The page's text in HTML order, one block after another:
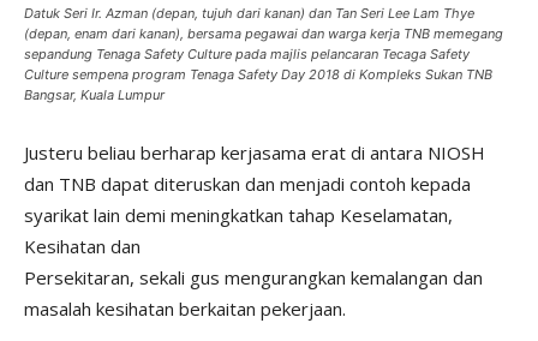
Datuk Seri Ir. Azman (depan, tujuh dari kanan) dan Tan Seri Lee Lam Thye
(depan, enam dari kanan), bersama pegawai dan warga kerja TNB memegang
sepandung Tenaga Safety Culture pada majlis pelancaran Tecaga Safety
Culture sempena program Tenaga Safety Day 2018 di Kompleks Sukan TNB
Bangsar, Kuala Lumpur
Justeru beliau berharap kerjasama erat di antara NIOSH
dan TNB dapat diteruskan dan menjadi contoh kepada
syarikat lain demi meningkatkan tahap Keselamatan,
Kesihatan dan
Persekitaran, sekali gus mengurangkan kemalangan dan
masalah kesihatan berkaitan pekerjaan.